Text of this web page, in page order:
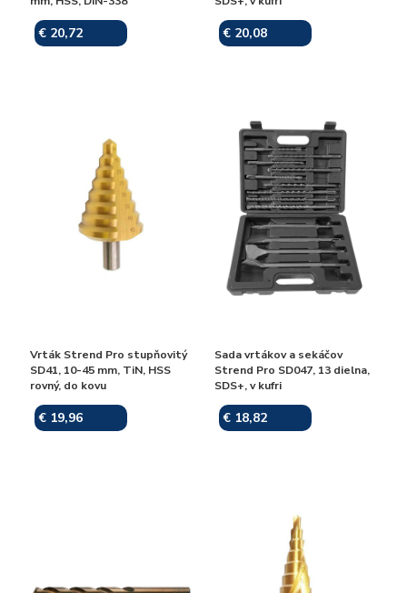
€ 20,72 € 20,08
Vrták Strend Pro stupňovitý
SD41, 10-45 mm, TiN, HSS
rovný, do kovu
€ 19,96
Sada vrtákov a sekáčov
Strend Pro SD047, 13 dielna,
SDS+, v kufri
€ 18,82